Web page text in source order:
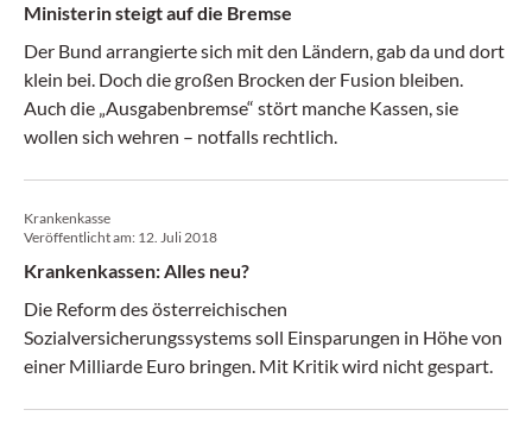
Ministerin steigt auf die Bremse
Der Bund arrangierte sich mit den Ländern, gab da und dort
klein bei. Doch die großen Brocken der Fusion bleiben.
Auch die „Ausgabenbremse“ stört manche Kassen, sie
wollen sich wehren – notfalls rechtlich.
Krankenkasse
Veröffentlicht am: 12. Juli 2018
Krankenkassen: Alles neu?
Die Reform des österreichischen
Sozialversicherungssystems soll Einsparungen in Höhe von
einer Milliarde Euro bringen. Mit Kritik wird nicht gespart.